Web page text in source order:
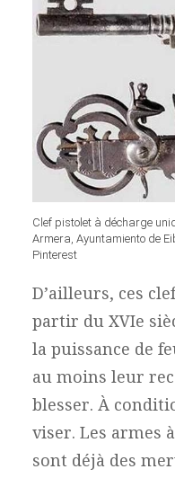
Clef pistolet à décharge
Armera, Ayuntamiento de
Pinterest
D’ailleurs, ces
partir du XVIe
la puissance de
au moins leur
blesser. À
viser. Les armes
sont déjà des